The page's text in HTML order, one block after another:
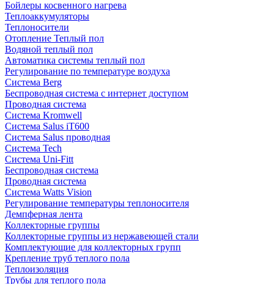
Бойлеры косвенного нагрева
Теплоаккумуляторы
Теплоносители
Отопление Теплый пол
Водяной теплый пол
Автоматика системы теплый пол
Регулирование по температуре воздуха
Система Berg
Беспроводная система с интернет доступом
Проводная система
Система Kromwell
Система Salus iT600
Система Salus проводная
Система Tech
Система Uni-Fitt
Беспроводная система
Проводная система
Система Watts Vision
Регулирование температуры теплоносителя
Демпферная лента
Коллекторные группы
Коллекторные группы из нержавеющей стали
Комплектующие для коллекторных групп
Крепление труб теплого пола
Теплоизоляция
Трубы для теплого пола